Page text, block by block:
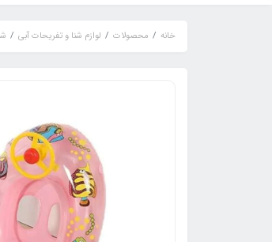
خانه محصولات لوازم شنا و تفریحات آبی